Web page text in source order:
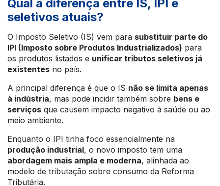
Qual a diferença entre IS, IPI e
seletivos atuais?
O Imposto Seletivo (IS) vem para substituir parte do
IPI (Imposto sobre Produtos Industrializados) para
os produtos listados e unificar tributos seletivos já
existentes no país.
A principal diferença é que o IS não se limita apenas
à indústria, mas pode incidir também sobre bens e
serviços que causem impacto negativo à saúde ou ao
meio ambiente.
Enquanto o IPI tinha foco essencialmente na
produção industrial, o novo imposto tem uma
abordagem mais ampla e moderna, alinhada ao
modelo de tributação sobre consumo da Reforma
Tributária.